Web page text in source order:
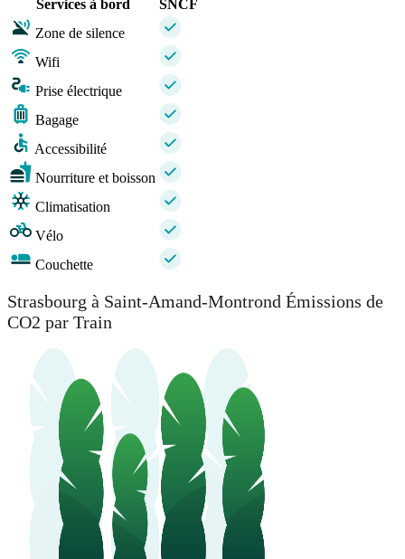
Services à bord
SNCF
Zone de silence
Wifi
Prise électrique
Bagage
Accessibilité
Nourriture et boisson
Climatisation
Vélo
Couchette
Strasbourg à Saint-Amand-Montrond Émissions de
CO2 par Train